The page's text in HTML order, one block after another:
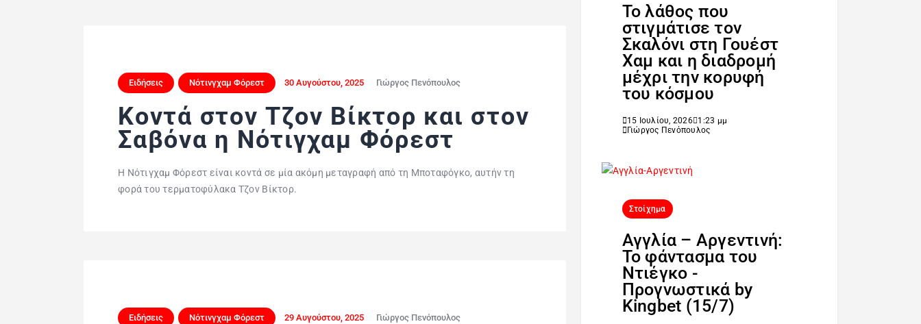
Ειδήσεις Νότινγχαμ Φόρεστ 30 Αυγούστου, 2025 Γιώργος Πενόπουλος
Kοντά στον Tζον Βίκτορ και στον
Σαβόνα η Νότιγχαμ Φόρεστ
Η Νότιγχαμ Φόρεστ είναι κοντά σε μία ακόμη μεταγραφή από τη Μποταφόγκο, αυτήν τη
φορά του τερματοφύλακα Τζον Βίκτορ.
Ειδήσεις Νότινγχαμ Φόρεστ 29 Αυγούστου, 2025 Γιώργος Πενόπουλος
Το λάθος που
στιγμάτισε τον
Σκαλόνι στη Γουέστ
Χαμ και η διαδρομή
μέχρι την κορυφή
του κόσμου
15 Ιουλίου, 2026 1:23 μμ
Γιώργος Πενόπουλος
Στοίχημα
Αγγλία – Αργεντινή:
Το φάντασμα του
Ντιέγκο -
Προγνωστικά by
Kingbet (15/7)